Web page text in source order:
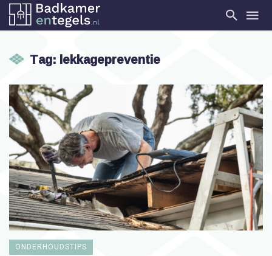
Tag: lekkagepreventie
ONDERHOUDSTIPS